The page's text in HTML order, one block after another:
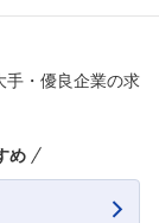
手・優良企業の求
め